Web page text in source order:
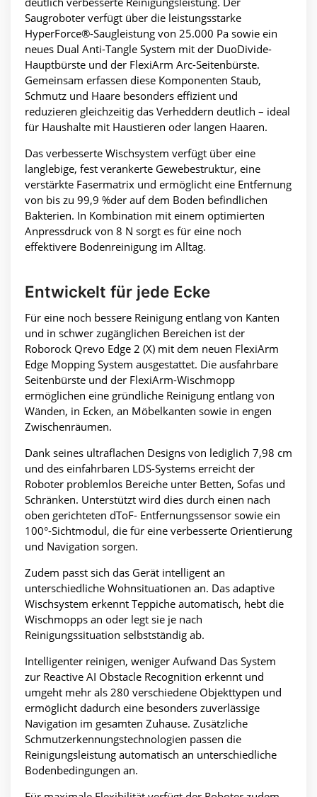
Saugroboter verfügt über die leistungsstarke
HyperForce®-Saugleistung von 25.000 Pa sowie ein
neues Dual Anti-Tangle System mit der DuoDivide-
Hauptbürste und der FlexiArm Arc-Seitenbürste.
Gemeinsam erfassen diese Komponenten Staub,
Schmutz und Haare besonders effizient und
reduzieren gleichzeitig das Verheddern deutlich – ideal
für Haushalte mit Haustieren oder langen Haaren.
Das verbesserte Wischsystem verfügt über eine
langlebige, fest verankerte Gewebestruktur, eine
verstärkte Fasermatrix und ermöglicht eine Entfernung
von bis zu 99,9 %der auf dem Boden befindlichen
Bakterien. In Kombination mit einem optimierten
Anpressdruck von 8 N sorgt es für eine noch
effektivere Bodenreinigung im Alltag.
Entwickelt für jede Ecke
Für eine noch bessere Reinigung entlang von Kanten
und in schwer zugänglichen Bereichen ist der
Roborock Qrevo Edge 2 (X) mit dem neuen FlexiArm
Edge Mopping System ausgestattet. Die ausfahrbare
Seitenbürste und der FlexiArm-Wischmopp
ermöglichen eine gründliche Reinigung entlang von
Wänden, in Ecken, an Möbelkanten sowie in engen
Zwischenräumen.
Dank seines ultraflachen Designs von lediglich 7,98 cm
und des einfahrbaren LDS-Systems erreicht der
Roboter problemlos Bereiche unter Betten, Sofas und
Schränken. Unterstützt wird dies durch einen nach
oben gerichteten dToF- Entfernungssensor sowie ein
100°-Sichtmodul, die für eine verbesserte Orientierung
und Navigation sorgen.
Zudem passt sich das Gerät intelligent an
unterschiedliche Wohnsituationen an. Das adaptive
Wischsystem erkennt Teppiche automatisch, hebt die
Wischmopps an oder legt sie je nach
Reinigungssituation selbstständig ab.
Intelligenter reinigen, weniger Aufwand Das System
zur Reactive AI Obstacle Recognition erkennt und
umgeht mehr als 280 verschiedene Objekttypen und
ermöglicht dadurch eine besonders zuverlässige
Navigation im gesamten Zuhause. Zusätzliche
Schmutzerkennungstechnologien passen die
Reinigungsleistung automatisch an unterschiedliche
Bodenbedingungen an.